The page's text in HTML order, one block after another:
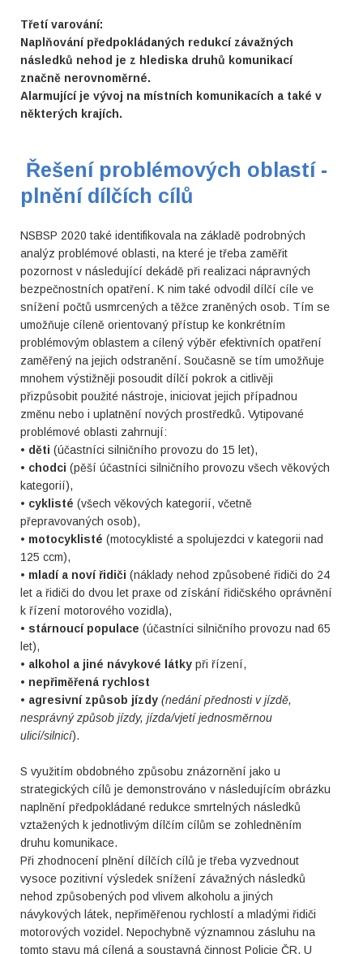
Třetí varování:
Naplňování předpokládaných redukcí závažných
následků nehod je z hlediska druhů komunikací
značně nerovnoměrné.
Alarmující je vývoj na místních komunikacích a také v
některých krajích.
Řešení problémových oblastí -
plnění dílčích cílů
NSBSP 2020 také identifikovala na základě podrobných
analýz problémové oblasti, na které je třeba zaměřit
pozornost v následující dekádě při realizaci nápravných
bezpečnostních opatření. K nim také odvodil dílčí cíle ve
snížení počtů usmrcených a těžce zraněných osob. Tím se
umožňuje cíleně orientovaný přístup ke konkrétním
problémovým oblastem a cílený výběr efektivních opatření
zaměřený na jejich odstranění. Současně se tím umožňuje
mnohem výstižněji posoudit dílčí pokrok a citlivěji
přizpůsobit použité nástroje, iniciovat jejich případnou
změnu nebo i uplatnění nových prostředků. Vytipované
problémové oblasti zahrnují:
• děti (účastníci silničního provozu do 15 let),
• chodci (pěší účastníci silničního provozu všech věkových
kategorií),
• cyklisté (všech věkových kategorií, včetně
přepravovaných osob),
• motocyklisté (motocyklisté a spolujezdci v kategorii nad
125 ccm),
• mladí a noví řidiči (náklady nehod způsobené řidiči do 24
let a řidiči do dvou let praxe od získání řidičského oprávnění
k řízení motorového vozidla),
• stárnoucí populace (účastníci silničního provozu nad 65
let),
• alkohol a jiné návykové látky při řízení,
• nepřiměřená rychlost
• agresivní způsob jízdy (nedání přednosti v jízdě,
nesprávný způsob jízdy, jízda/vjetí jednosměrnou
ulicí/silnicí).
S využitím obdobného způsobu znázornění jako u
strategických cílů je demonstrováno v následujícím obrázku
naplnění předpokládané redukce smrtelných následků
vztažených k jednotlivým dílčím cílům se zohledněním
druhu komunikace.
Při zhodnocení plnění dílčích cílů je třeba vyzvednout
vysoce pozitivní výsledek snížení závažných následků
nehod způsobených pod vlivem alkoholu a jiných
návykových látek, nepřiměřenou rychlostí a mladými řidiči
motorových vozidel. Nepochybně významnou zásluhu na
tomto stavu má cílená a soustavná činnost Policie ČR. U